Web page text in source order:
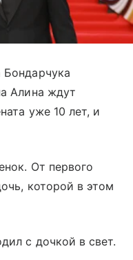
Алина ждут
уже 10 лет, и
От первого
которой в этом
с дочкой в свет.